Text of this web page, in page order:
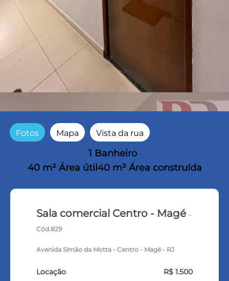
Fotos Mapa Vista da rua
1 Banheiro
40 m² Área útil 40 m² Área construída
Sala comercial Centro - Magé-
Cód.829
Avenida Simão da Motta - Centro - Magé - RJ
Locação R$ 1.500